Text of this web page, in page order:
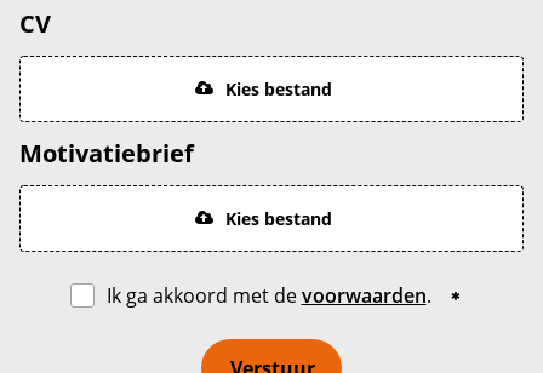
CV
Kies bestand
Motivatiebrief
Kies bestand
Ik ga akkoord met devoorwaarden.